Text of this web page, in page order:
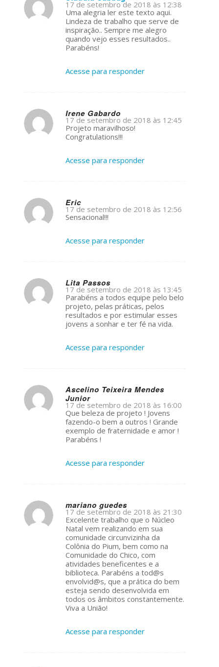
s
ays:
17 de setembro de 2018 às 12:38
Uma alegria ler este texto aqui.
Lindeza de trabalho que serve de
inspiração.. Sempre me alegro
quando vejo esses resultados..
Parabéns!
Acesse para responder
Irene Gabardo
s
ays:
17 de setembro de 2018 às 12:45
Projeto maravilhoso!
Congratulations!!!
Acesse para responder
Eric
s
ays:
17 de setembro de 2018 às 12:56
Sensacional!!!
Acesse para responder
Lita Passos
s
ays:
17 de setembro de 2018 às 13:45
Parabéns a todos equipe pelo belo
projeto, pelas práticas, pelos
resultados e por estimular esses
jovens a sonhar e ter fé na vida.
Acesse para responder
Ascelino Teixeira Mendes
Junior
s
ays:
17 de setembro de 2018 às 16:00
Que beleza de projeto ! Jovens
fazendo-o bem a outros ! Grande
exemplo de fraternidade e amor !
Parabéns !
Acesse para responder
mariano guedes
s
ays:
17 de setembro de 2018 às 21:30
Excelente trabalho que o Núcleo
Natal vem realizando em sua
comunidade circunvizinha da
Colônia do Pium, bem como na
Comunidade do Chico, com
atividades beneficentes e a
biblioteca. Parabéns a tod@s
envolvid@s, que a prática do bem
esteja sendo desenvolvida em
todos os âmbitos constantemente.
Viva a União!
Acesse para responder